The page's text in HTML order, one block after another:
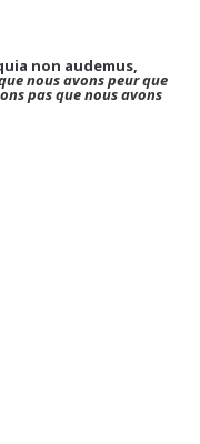
non audemus,
nous avons peur que
pas que nous avons